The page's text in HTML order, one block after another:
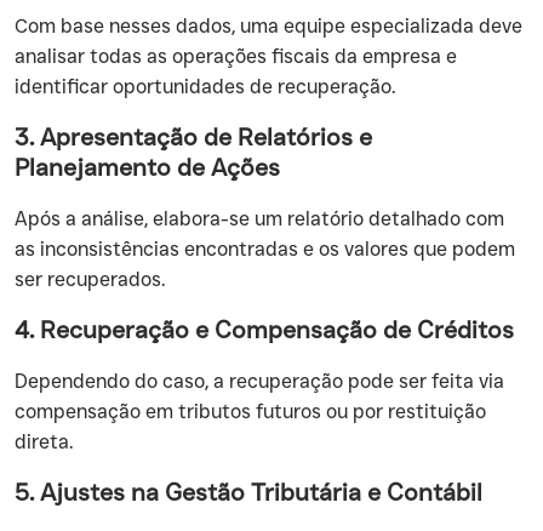
Com base nesses dados, uma equipe especializada deve
analisar todas as operações fiscais da empresa e
identificar oportunidades de recuperação.
3. Apresentação de Relatórios e
Planejamento de Ações
Após a análise, elabora-se um relatório detalhado com
as inconsistências encontradas e os valores que podem
ser recuperados.
4. Recuperação e Compensação de Créditos
Dependendo do caso, a recuperação pode ser feita via
compensação em tributos futuros ou por restituição
direta.
5. Ajustes na Gestão Tributária e Contábil